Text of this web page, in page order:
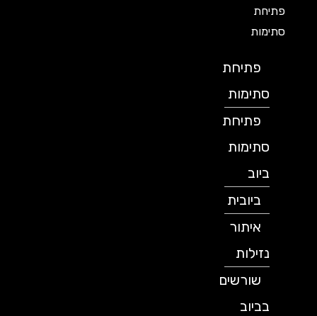
פתיחת
סתימות
פתיחת
סתימות
פתיחת
סתימות
ביובית
איתור
נזילות
שורשים
בביוב